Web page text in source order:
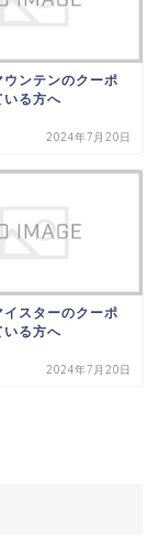
ウンテンのクーポ
いる方へ
2024年7月20日
イスターのクーポ
いる方へ
2024年7月20日